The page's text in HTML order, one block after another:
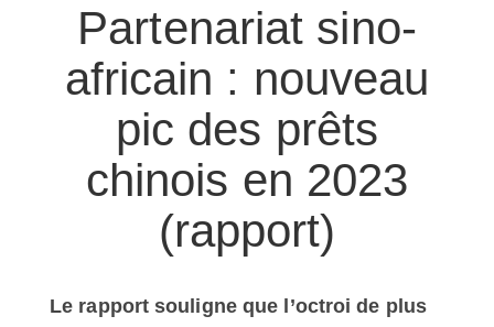
Partenariat sino-
africain : nouveau
pic des prêts
chinois en 2023
(rapport)
Le rapport souligne que l’octroi de plus